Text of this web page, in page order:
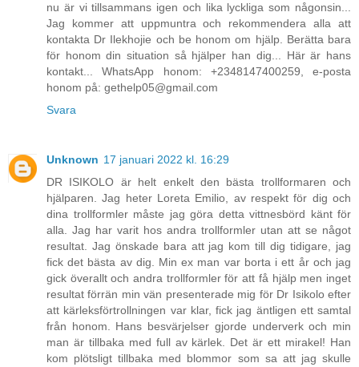
nu är vi tillsammans igen och lika lyckliga som någonsin...
Jag kommer att uppmuntra och rekommendera alla att
kontakta Dr Ilekhojie och be honom om hjälp. Berätta bara
för honom din situation så hjälper han dig... Här är hans
kontakt... WhatsApp honom: +2348147400259, e-posta
honom på: gethelp05@gmail.com
Svara
Unknown 17 januari 2022 kl. 16:29
DR ISIKOLO är helt enkelt den bästa trollformaren och
hjälparen. Jag heter Loreta Emilio, av respekt för dig och
dina trollformler måste jag göra detta vittnesbörd känt för
alla. Jag har varit hos andra trollformler utan att se något
resultat. Jag önskade bara att jag kom till dig tidigare, jag
fick det bästa av dig. Min ex man var borta i ett år och jag
gick överallt och andra trollformler för att få hjälp men inget
resultat förrän min vän presenterade mig för Dr Isikolo efter
att kärleksförtrollningen var klar, fick jag äntligen ett samtal
från honom. Hans besvärjelser gjorde underverk och min
man är tillbaka med full av kärlek. Det är ett mirakel! Han
kom plötsligt tillbaka med blommor som sa att jag skulle